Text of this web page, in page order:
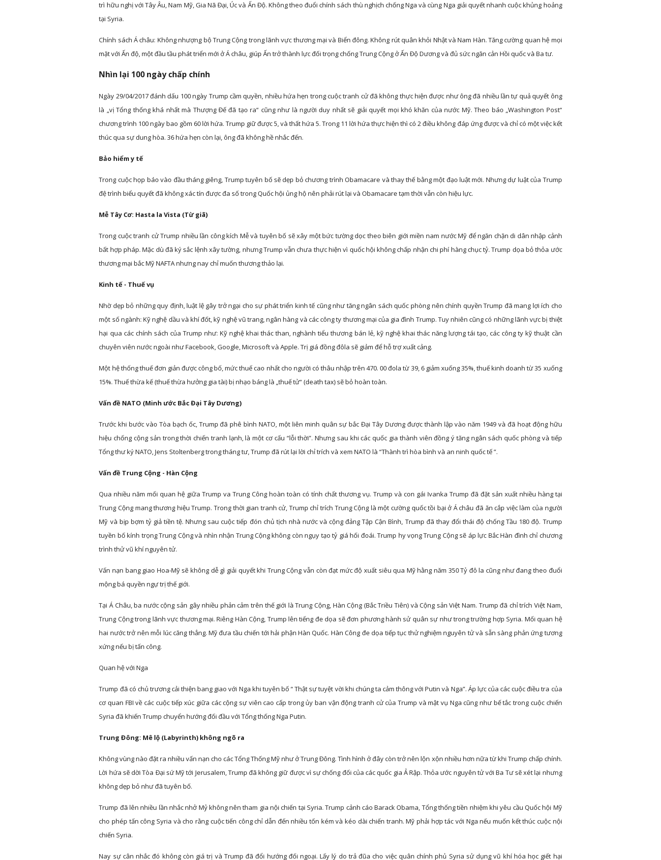
trì hữu nghị với Tây Âu, Nam Mỹ, Gia Nã Đại, Úc và Ấn Độ. Không theo đuổi chính sách thù nghịch chống Nga và cùng Nga giải quyết nhanh cuộc khủng hoảng
tại Syria.
Chính sách Á châu: Không nhượng bộ Trung Cộng trong lãnh vực thương mại và Biển đông. Không rút quân khỏi Nhật và Nam Hàn. Tăng cường quan hệ mọi
mặt với Ấn độ, một đầu tầu phát triển mới ở Á châu, giúp Ấn trở thành lực đối trọng chống Trung Cộng ở Ấn Độ Dương và đủ sức ngăn cản Hồi quốc và Ba tư.
Nhìn lại 100 ngày chấp chính
Ngày 29/04/2017 đánh dấu 100 ngày Trump cầm quyền, nhiều hứa hẹn trong cuộc tranh cử đã không thực hiện được như ông đã nhiều lần tự quả quyết ông
là „vị Tổng thống khá nhất mà Thượng Đế đã tạo ra“ cũng như là người duy nhất sẽ giải quyết mọi khó khăn của nước Mỹ. Theo báo „Washington Post“
chương trình 100 ngày bao gồm 60 lời hứa. Trump giữ được 5, và thất hứa 5. Trong 11 lời hứa thực hiện thì có 2 điều không đáp ứng được và chỉ có một việc kết
thúc qua sự dung hòa. 36 hứa hẹn còn lại, ông đã không hề nhắc đến.
Bảo hiểm y tế
Trong cuộc họp báo vào đầu tháng giêng, Trump tuyên bố sẽ dẹp bỏ chương trình Obamacare và thay thế bằng một đạo luật mới. Nhưng dự luật của Trump
đệ trình biểu quyết đã không xác tín được đa số trong Quốc hội ủng hộ nên phải rút lại và Obamacare tạm thời vẫn còn hiệu lực.
Mễ Tây Cơ: Hasta la Vista (Từ giã)
Trong cuộc tranh cử Trump nhiều lần công kích Mễ và tuyên bố sẽ xây một bức tường dọc theo biên giới miền nam nước Mỹ để ngăn chặn di dân nhập cảnh
bất hợp pháp. Mặc dù đã ký sắc lệnh xây tường, nhưng Trump vẫn chưa thực hiện vì quốc hội không chấp nhận chi phí hàng chục tỷ. Trump dọa bỏ thỏa ước
thương mại bắc Mỹ NAFTA nhưng nay chỉ muốn thương thảo lại.
Kinh tế - Thuế vụ
Nhờ dẹp bỏ những quy định, luật lệ gây trở ngại cho sự phát triển kinh tế cũng như tăng ngân sách quốc phòng nên chính quyền Trump đã mang lợi ích cho
một số ngành: Kỹ nghệ dầu và khí đốt, kỹ nghệ vũ trang, ngân hàng và các công ty thương mại của gia đình Trump. Tuy nhiên cũng có những lãnh vực bị thiệt
hại qua các chính sách của Trump như: Kỹ nghệ khai thác than, nghành tiểu thương bán lẻ, kỹ nghệ khai thác năng lượng tái tạo, các công ty kỹ thuật cần
chuyên viên nước ngoài như Facebook, Google, Microsoft và Apple. Trị giá đồng đôla sẽ giảm để hỗ trợ xuất cảng.
Một hệ thống thuế đơn giản được công bố, mức thuế cao nhất cho người có thâu nhập trên 470. 00 đola từ 39, 6 giảm xuống 35%, thuế kinh doanh từ 35 xuống
15%. Thuế thừa kế (thuế thừa hưởng gia tài) bị nhạo báng là „thuế tử“ (death tax) sẽ bỏ hoàn toàn.
Vấn đề NATO (Minh ước Bắc Đại Tây Dương)
Trước khi bước vào Tòa bạch ốc, Trump đã phê bình NATO, một liên minh quân sự bắc Đại Tây Dương được thành lập vào năm 1949 và đã hoạt động hữu
hiệu chống cộng sản trong thời chiến tranh lạnh, là một cơ cấu “lỗi thời”. Nhưng sau khi các quốc gia thành viên đồng ý tăng ngân sách quốc phòng và tiếp
Tổng thư ký NATO, Jens Stoltenberg trong tháng tư, Trump đã rút lại lời chỉ trích và xem NATO là “Thành trì hòa bình và an ninh quốc tế ”.
Vấn đề Trung Cộng - Hàn Cộng
Qua nhiều năm mối quan hệ giữa Trump va Trung Công hoàn toàn có tính chất thương vụ. Trump và con gái Ivanka Trump đã đặt sản xuất nhiều hàng tại
Trung Cộng mang thương hiệu Trump. Trong thời gian tranh cử, Trump chỉ trích Trung Cộng là một cường quốc tồi bại ở Á châu đã ăn cắp việc làm của người
Mỹ và bịp bợm tỷ giả tiền tệ. Nhưng sau cuộc tiếp đón chủ tịch nhà nước và cộng đảng Tập Cận Bình, Trump đã thay đổi thái độ chống Tầu 180 độ. Trump
tuyền bố kính trọng Trung Cộng và nhìn nhận Trung Cộng không còn ngụy tạo tỷ giá hối đoái. Trump hy vọng Trung Cộng sẽ áp lực Bắc Hàn đình chỉ chương
trình thử vũ khí nguyên tử.
Vấn nạn bang giao Hoa-Mỹ sẽ không dễ gì giải quyết khi Trung Cộng vẫn còn đạt mức độ xuất siêu qua Mỹ hằng năm 350 Tỷ đô la cũng như đang theo đuổi
mộng bá quyền ngự trị thế giới.
Tại Á Châu, ba nước cộng sản gây nhiều phản cảm trên thế giới là Trung Cộng, Hàn Cộng (Bắc Triều Tiên) và Cộng sản Việt Nam. Trump đã chỉ trích Việt Nam,
Trung Cộng trong lãnh vực thương mại. Riêng Hàn Cộng, Trump lên tiếng đe dọa sẽ đơn phương hành sử quân sự như trong trường hợp Syria. Mối quan hệ
hai nước trở nên mỗi lúc căng thẳng. Mỹ đưa tầu chiến tới hải phận Hàn Quốc. Hàn Công đe dọa tiếp tục thử nghiệm nguyên tử và sẵn sàng phản ứng tương
xứng nếu bị tấn công.
Quan hệ với Nga
Trump đã có chủ trương cải thiện bang giao với Nga khi tuyên bố “ Thật sự tuyệt vời khi chúng ta cảm thông với Putin và Nga”. Áp lực của các cuộc điều tra của
cơ quan FBI về các cuộc tiếp xúc giữa các cộng sự viên cao cấp trong ủy ban vận động tranh cử của Trump và mật vụ Nga cũng như bế tắc trong cuộc chiến
Syria đã khiến Trump chuyển hướng đối đầu với Tổng thống Nga Putin.
Trung Đông: Mê lộ (Labyrinth) không ngõ ra
Không vùng nào đặt ra nhiều vấn nạn cho các Tổng Thống Mỹ như ở Trung Đông. Tình hình ở đây còn trở nên lộn xộn nhiều hơn nữa từ khi Trump chấp chính.
Lời hứa sẽ dời Tòa Đại sứ Mỹ tới Jerusalem, Trump đã không giữ được vì sự chống đối của các quốc gia Ả Rập. Thỏa ước nguyên tử với Ba Tư sẽ xét lại nhưng
không dẹp bỏ như đã tuyên bố.
Trump đã lên nhiều lần nhắc nhở Mỷ không nên tham gia nội chiến tại Syria. Trump cảnh cáo Barack Obama, Tổng thống tiền nhiệm khi yêu cầu Quốc hội Mỹ
cho phép tấn công Syria và cho rằng cuộc tiến công chỉ dẫn đến nhiều tốn kém và kéo dài chiến tranh. Mỹ phải hợp tác với Nga nếu muốn kết thúc cuộc nội
chiến Syria.
Nay sự cân nhắc đó không còn giá trị và Trump đã đổi hướng đối ngoại. Lấy lý do trả đũa cho việc quân chính phủ Syria sử dụng vũ khí hóa học giết hại